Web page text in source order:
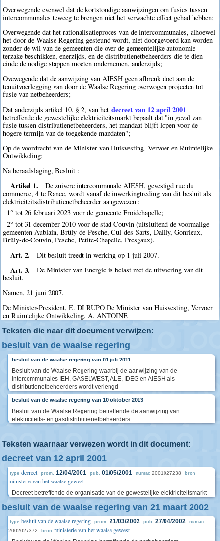
Overwegende evenwel dat de kortstondige aanwijzingen om fusies tussen
intercommunales teweeg te brengen niet het verwachte effect gehad hebben;
Overwegende dat het rationalisatieproces van de intercommunales, alhoewel
het door de Waalse Regering gesteund wordt, niet doorgevoerd kan worden
zonder de wil van de gemeenten die over de gemeentelijke autonomie
terzake beschikken, enerzijds, en de distributienetbeheerders die te dien
einde de nodige stappen moeten ondernemen, anderzijds;
Ovewegende dat de aanwijzing van AIESH geen afbreuk doet aan de
tenuitvoerlegging van door de Waalse Regering overwogen projecten tot
fusie van netbeheerders;
Dat anderzijds artikel 10, § 2, van het decreet van 12 april 2001
betreffende de gewestelijke elektriciteitsmarkt bepaalt dat "in geval van
fusie tussen distributienetbeheerders, het mandaat blijft lopen voor de
hogere termijn van de toegekende mandaten";
Op de voordracht van de Minister van Huisvesting, Vervoer en Ruimtelijke
Ontwikkeling;
Na beraadslaging, Besluit :
Artikel 1.
De zuivere intercommunale AIESH, gevestigd rue du
commerce, 4 te Rance, wordt vanaf de inwerkingtreding van dit besluit als
elektriciteitsdistributienetbeheerder aangewezen :
1° tot 26 februari 2023 voor de gemeente Froidchapelle;
2° tot 31 december 2010 voor de stad Couvin (uitsluitend de voormalige
gemeenten Aublain, Brûly-de-Pesche, Cul-des-Sarts, Dailly, Gonrieux,
Brûly-de-Couvin, Pesche, Petite-Chapelle, Presgaux).
Art. 2. Dit besluit treedt in werking op 1 juli 2007.
Art. 3.
De Minister van Energie is belast met de uitvoering van dit
besluit.
Namen, 21 juni 2007.
De Minister-President, E. DI RUPO De Minister van Huisvesting, Vervoer
en Ruimtelijke Ontwikkeling, A. ANTOINE
Teksten die naar dit document verwijzen:
besluit van de waalse regering
besluit van de waalse regering van 01 juli 2011
Besluit van de Waalse Regering waarbij de aanwijzing van de
intercommunales IEH, GASELWEST, ALE, IDEG en AIESH als
distributienetbeheerders wordt verlengd
besluit van de waalse regering van 10 oktober 2013
Besluit van de Waalse Regering betreffende de aanwijzing van
elektriciteits- en gasdistributienetbeheerders
Teksten waarnaar verwezen wordt in dit document:
decreet van 12 april 2001
type decreet prom. 12/04/2001 pub. 01/05/2001 numac 2001027238 bron
ministerie van het waalse gewest
Decreet betreffende de organisatie van de gewestelijke elektriciteitsmarkt
besluit van de waalse regering van 21 maart 2002
type besluit van de waalse regering prom. 21/03/2002 pub. 27/04/2002 numac
2002027372 bron ministerie van het waalse gewest